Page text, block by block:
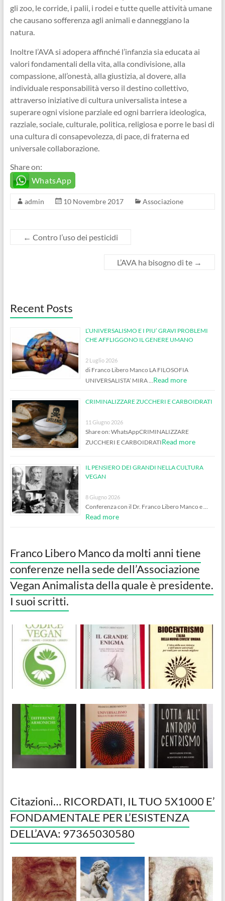
gli zoo, le corride, i palii, i rodei e tutte quelle attività umane
che causano sofferenza agli animali e danneggiano la
natura.
Inoltre l’AVA si adopera affinché l’infanzia sia educata ai
valori fondamentali della vita, alla condivisione, alla
compassione, all’onestà, alla giustizia, al dovere, alla
individuale responsabilità verso il destino collettivo,
attraverso iniziative di cultura universalista intese a
superare ogni visione parziale ed ogni barriera ideologica,
razziale, sociale, culturale, politica, religiosa e porre le basi di
una cultura di consapevolezza, di pace, di fraterna ed
universale collaborazione.
Share on:
WhatsApp
admin 10 Novembre 2017 Associazione
← Contro l’uso dei pesticidi
L’AVA ha bisogno di te →
Recent Posts
L’UNIVERSALISMO E I PIU’ GRAVI PROBLEMI
CHE AFFLIGGONO IL GENERE UMANO
2 Luglio 2026
di Franco Libero Manco LA FILOSOFIA
UNIVERSALISTA’ MIRA …Read more
CRIMINALIZZARE ZUCCHERI E CARBOIDRATI
11 Giugno 2026
Share on: WhatsAppCRIMINALIZZARE
ZUCCHERI E CARBOIDRATIRead more
IL PENSIERO DEI GRANDI NELLA CULTURA
VEGAN
8 Giugno 2026
Conferenza con il Dr. Franco Libero Manco e …
Read more
Franco Libero Manco da molti anni tiene
conferenze nella sede dell’Associazione
Vegan Animalista della quale è presidente.
I suoi scritti.
Citazioni… RICORDATI, IL TUO 5X1000 E’
FONDAMENTALE PER L’ESISTENZA
DELL’AVA: 97365030580